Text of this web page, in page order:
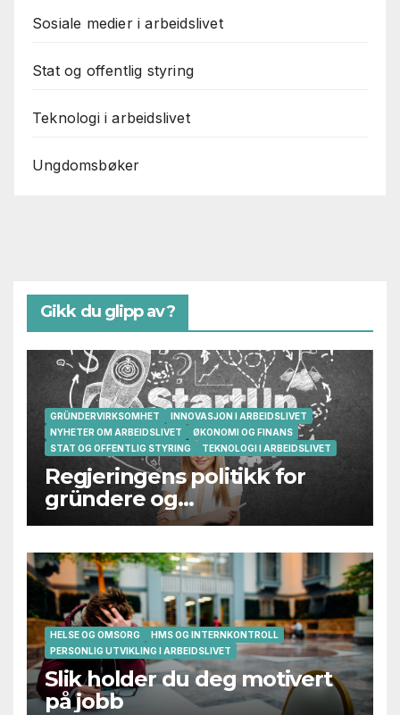
Sosiale medier i arbeidslivet
Stat og offentlig styring
Teknologi i arbeidslivet
Ungdomsbøker
Gikk du glipp av?
GRÜNDERVIRKSOMHET
INNOVASJON I ARBEIDSLIVET
NYHETER OM ARBEIDSLIVET
ØKONOMI OG FINANS
STAT OG OFFENTLIG STYRING
TEKNOLOGI I ARBEIDSLIVET
Regjeringens politikk for
gründere og
oppstartsbedrifter svikter
HELSE OG OMSORG
HMS OG INTERNKONTROLL
PERSONLIG UTVIKLING I ARBEIDSLIVET
Slik holder du deg motivert
på jobb